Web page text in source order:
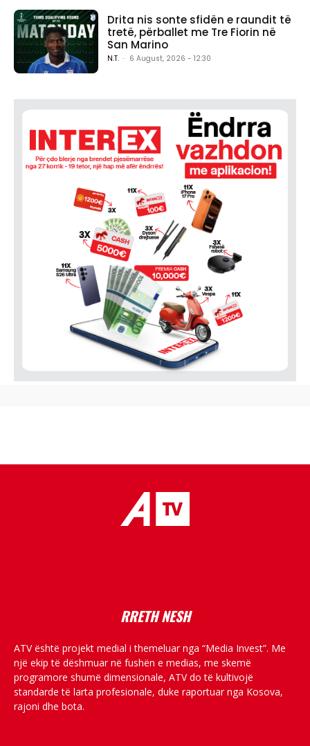
Drita nis sonte sfidën e raundit të
tretë, përballet me Tre Fiorin në
San Marino
N.T. - 6 August, 2026 - 12:30
RRETH NESH
ATV është projekt medial i themeluar nga “Media Invest”. Me
një ekip të dëshmuar në fushën e medias, me skemë
programore shumë dimensionale, ATV do të kultivojë
standarde të larta profesionale, duke raportuar nga Kosova,
rajoni dhe bota.